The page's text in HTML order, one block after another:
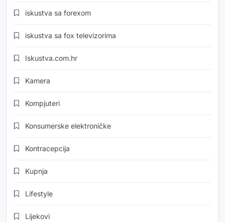
iskustva sa forexom
iskustva sa fox televizorima
Iskustva.com.hr
Kamera
Kompjuteri
Konsumerske elektroničke
Kontracepcija
Kupnja
Lifestyle
Lijekovi